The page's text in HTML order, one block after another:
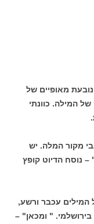
מאופיים של
כוונתי
המלה. יש
הדיוט קופץ
עכבר ורשע,
" ומכאן" –